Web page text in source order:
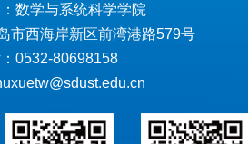
数学与系统科学学院
市西海岸新区前湾港路579号
0532-80698158